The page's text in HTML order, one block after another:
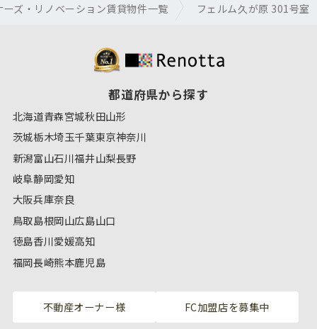
ズ・リノベーション賃貸物件一覧 フェルム久が原 301号室
都道府県から探す
北海道青森宮城秋田山形
茨城栃木埼玉千葉東京神奈川
新潟富山石川福井山梨長野
岐阜静岡愛知
大阪兵庫奈良
鳥取島根岡山広島山口
徳島香川愛媛高知
福岡長崎熊本鹿児島
不動産オーナー様 FC加盟店を募集中